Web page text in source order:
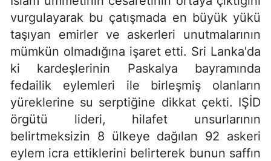
vurgulayarak bu çatışmada en büyük yükü
taşıyan emirler ve askerleri unutmalarının
mümkün olmadığına işaret etti. Sri Lanka'da
ki kardeşlerinin Paskalya bayramında
fedailik eylemleri ile birleşmiş olanların
yüreklerine su serptiğine dikkat çekti. IŞİD
örgütü lideri, hilafet unsurlarının
belirtmeksizin 8 ülkeye dağılan 92 askeri
eylem icra ettiklerini belirterek bunun saffın